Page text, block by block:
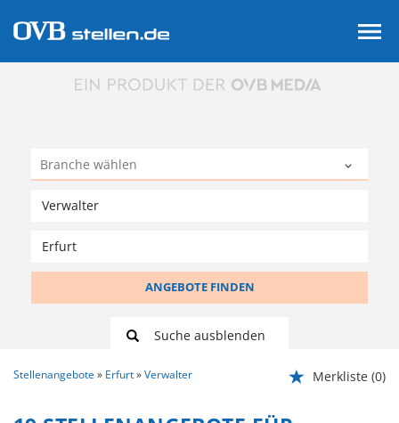
ANGEBOTE FINDEN
Suche ausblenden
Stellenangebote Erfurt Verwalter Merkliste (0)